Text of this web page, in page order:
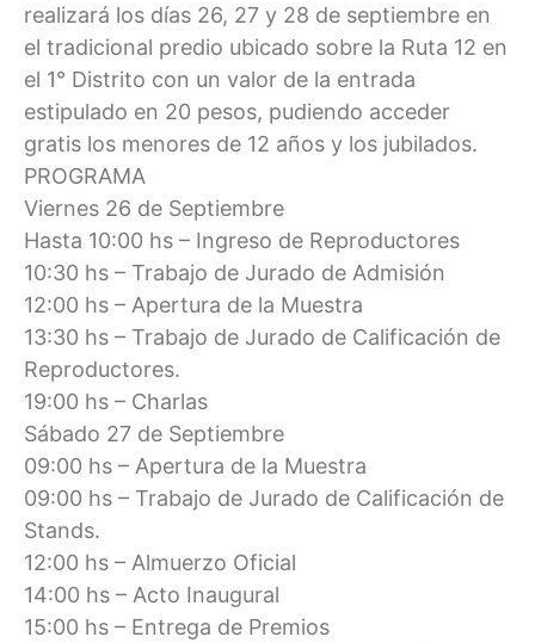
realizará los días 26, 27 y 28 de septiembre en
el tradicional predio ubicado sobre la Ruta 12 en
el 1° Distrito con un valor de la entrada
estipulado en 20 pesos, pudiendo acceder
gratis los menores de 12 años y los jubilados.
PROGRAMA
Viernes 26 de Septiembre
Hasta 10:00 hs – Ingreso de Reproductores
10:30 hs – Trabajo de Jurado de Admisión
12:00 hs – Apertura de la Muestra
13:30 hs – Trabajo de Jurado de Calificación de
Reproductores.
19:00 hs – Charlas
Sábado 27 de Septiembre
09:00 hs – Apertura de la Muestra
09:00 hs – Trabajo de Jurado de Calificación de
Stands.
12:00 hs – Almuerzo Oficial
14:00 hs – Acto Inaugural
15:00 hs – Entrega de Premios